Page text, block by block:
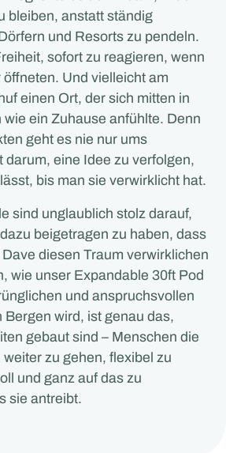
bleiben, anstatt ständig
und Resorts zu pendeln.
sofort zu reagieren, wenn
Und vielleicht am
einen Ort, der sich mitten in
ein Zuhause anfühlte. Denn
geht es nie nur ums
darum, eine Idee zu verfolgen,
bis man sie verwirklicht hat.
sind unglaublich stolz darauf,
beigetragen zu haben, dass
diesen Traum verwirklichen
wie unser Expandable 30ft Pod
und anspruchsvollen
Bergen wird, ist genau das,
gebaut sind – Menschen die
zu gehen, flexibel zu
und ganz auf das zu
sie antreibt.